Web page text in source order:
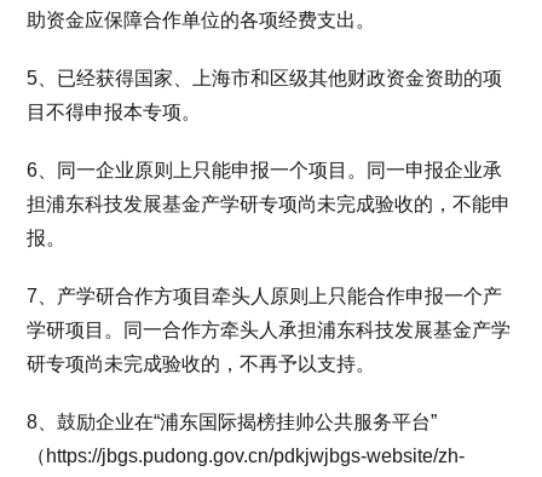
助资金应保障合作单位的各项经费支出。
5、已经获得国家、上海市和区级其他财政资金资助的项
目不得申报本专项。
6、同一企业原则上只能申报一个项目。同一申报企业承
担浦东科技发展基金产学研专项尚未完成验收的，不能申
报。
7、产学研合作方项目牵头人原则上只能合作申报一个产
学研项目。同一合作方牵头人承担浦东科技发展基金产学
研专项尚未完成验收的，不再予以支持。
8、鼓励企业在“浦东国际揭榜挂帅公共服务平台”
（https://jbgs.pudong.gov.cn/pdkjwjbgs-website/zh-